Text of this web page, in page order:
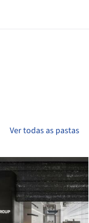
Ver todas as pastas